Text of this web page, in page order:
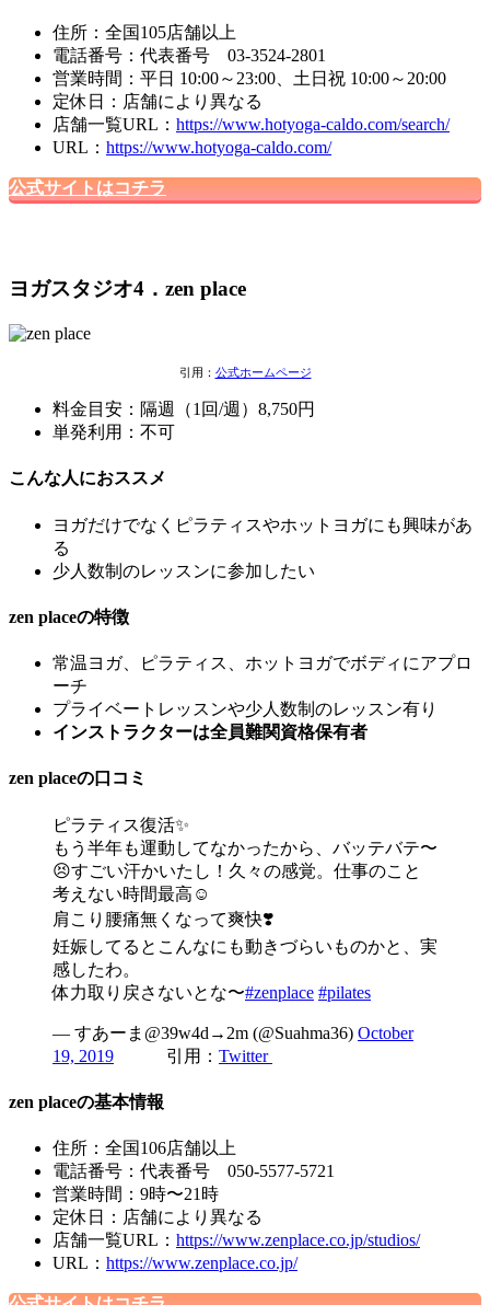
住所：全国105店舗以上
電話番号：代表番号 03-3524-2801
営業時間：平日 10:00～23:00、土日祝 10:00～20:00
定休日：店舗により異なる
店舗一覧URL： https://www.hotyoga-caldo.com/search/
URL： https://www.hotyoga-caldo.com/
公式サイトはコチラ
ヨガスタジオ4．zen place
引用： 公式ホームページ
料金目安：隔週（1回/週）8,750円
単発利用：不可
こんな人におススメ
ヨガだけでなく ピラティスやホットヨガにも興味があ
る
少人数制のレッスンに参加したい
zen placeの特徴
常温ヨガ、ピラティス、ホットヨガでボディにアプロ
ーチ
プライベートレッスンや少人数制のレッスン有り
インストラクターは全員難関資格保有者
zen placeの口コミ
ピラティス復活✨
もう半年も運動してなかったから、バッテバテ〜
😣すごい汗かいたし！久々の感覚。仕事のこと
考えない時間最高☺️
肩こり腰痛無くなって爽快❣️
妊娠してるとこんなにも動きづらいものかと、実
感したわ。
体力取り戻さないとな〜#zenplace #pilates
— すあーま@39w4d→2m (@Suahma36) October
19, 2019 引用： Twitter
zen placeの基本情報
住所：全国106店舗以上
電話番号：代表番号 050-5577-5721
営業時間：9時〜21時
定休日：店舗により異なる
店舗一覧URL： https://www.zenplace.co.jp/studios/
URL： https://www.zenplace.co.jp/